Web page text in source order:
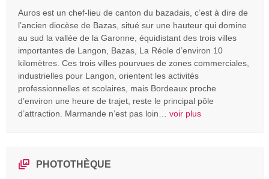
Auros est un chef-lieu de canton du bazadais, c’est à dire de
l’ancien diocèse de Bazas, situé sur une hauteur qui domine
au sud la vallée de la Garonne, équidistant des trois villes
importantes de Langon, Bazas, La Réole d’environ 10
kilomètres. Ces trois villes pourvues de zones commerciales,
industrielles pour Langon, orientent les activités
professionnelles et scolaires, mais Bordeaux proche
d’environ une heure de trajet, reste le principal pôle
d’attraction. Marmande n’est pas loin… voir plus
PHOTOTHÈQUE